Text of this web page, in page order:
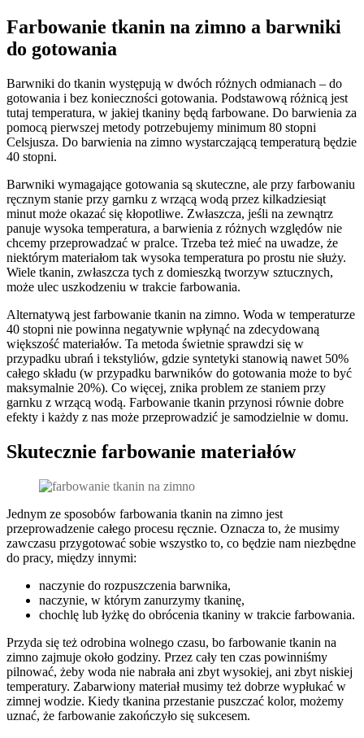
Farbowanie tkanin na zimno a barwniki
do gotowania
Barwniki do tkanin występują w dwóch różnych odmianach – do
gotowania i bez konieczności gotowania. Podstawową różnicą jest
tutaj temperatura, w jakiej tkaniny będą farbowane. Do barwienia za
pomocą pierwszej metody potrzebujemy minimum 80 stopni
Celsjusza. Do barwienia na zimno wystarczającą temperaturą będzie
40 stopni.
Barwniki wymagające gotowania są skuteczne, ale przy farbowaniu
ręcznym stanie przy garnku z wrzącą wodą przez kilkadziesiąt
minut może okazać się kłopotliwe. Zwłaszcza, jeśli na zewnątrz
panuje wysoka temperatura, a barwienia z różnych względów nie
chcemy przeprowadzać w pralce. Trzeba też mieć na uwadze, że
niektórym materiałom tak wysoka temperatura po prostu nie służy.
Wiele tkanin, zwłaszcza tych z domieszką tworzyw sztucznych,
może ulec uszkodzeniu w trakcie farbowania.
Alternatywą jest farbowanie tkanin na zimno. Woda w temperaturze
40 stopni nie powinna negatywnie wpłynąć na zdecydowaną
większość materiałów. Ta metoda świetnie sprawdzi się w
przypadku ubrań i tekstyliów, gdzie syntetyki stanowią nawet 50%
całego składu (w przypadku barwników do gotowania może to być
maksymalnie 20%). Co więcej, znika problem ze staniem przy
garnku z wrzącą wodą. Farbowanie tkanin przynosi równie dobre
efekty i każdy z nas może przeprowadzić je samodzielnie w domu.
Skutecznie farbowanie materiałów
Jednym ze sposobów farbowania tkanin na zimno jest
przeprowadzenie całego procesu ręcznie. Oznacza to, że musimy
zawczasu przygotować sobie wszystko to, co będzie nam niezbędne
do pracy, między innymi:
naczynie do rozpuszczenia barwnika,
naczynie, w którym zanurzymy tkaninę,
chochlę lub łyżkę do obrócenia tkaniny w trakcie farbowania.
Przyda się też odrobina wolnego czasu, bo farbowanie tkanin na
zimno zajmuje około godziny. Przez cały ten czas powinniśmy
pilnować, żeby woda nie nabrała ani zbyt wysokiej, ani zbyt niskiej
temperatury. Zabarwiony materiał musimy też dobrze wypłukać w
zimnej wodzie. Kiedy tkanina przestanie puszczać kolor, możemy
uznać, że farbowanie zakończyło się sukcesem.